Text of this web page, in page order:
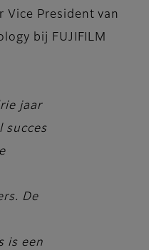
Vice President van
bij FUJIFILM
jaar
succes
De
is een